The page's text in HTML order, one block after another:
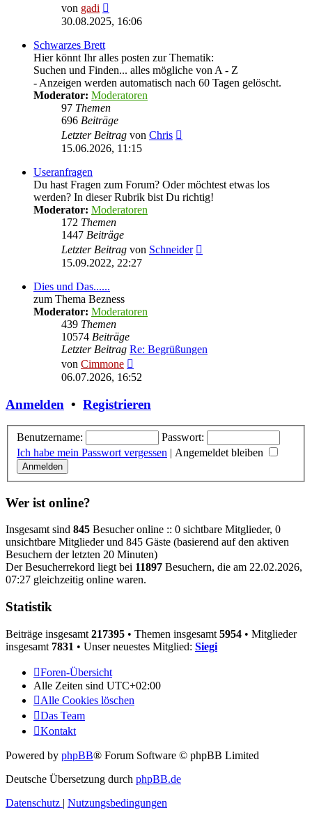
von gadi
Beitrag
30.08.2025, 16:06
Schwarzes Brett
Hier könnt Ihr alles posten zur Thematik:
Suchen und Finden... alles mögliche von A - Z
- Anzeigen werden automatisch nach 60 Tagen gelöscht.
Moderator: Moderatoren
97 Themen
696 Beiträge
Letzter Beitrag von Chris
15.06.2026, 11:15
Useranfragen
Du hast Fragen zum Forum? Oder möchtest etwas los
werden? In dieser Rubrik bist Du richtig!
Moderator: Moderatoren
172 Themen
1447 Beiträge
Letzter Beitrag von Schneider
15.09.2022, 22:27
Dies und Das......
zum Thema Bezness
Moderator: Moderatoren
439 Themen
10574 Beiträge
Letzter Beitrag Re: Begrüßungen
von Cimmone
Beitrag
06.07.2026, 16:52
Anmelden • Registrieren
Benutzername:
Passwort:
Ich habe mein Passwort vergessen | Angemeldet bleiben
Wer ist online?
Insgesamt sind 845 Besucher online :: 0 sichtbare Mitglieder, 0
unsichtbare Mitglieder und 845 Gäste (basierend auf den aktiven
Besuchern der letzten 20 Minuten)
Der Besucherrekord liegt bei 11897 Besuchern, die am 22.02.2026,
07:27 gleichzeitig online waren.
Statistik
Beiträge insgesamt 217395 • Themen insgesamt 5954 • Mitglieder
insgesamt 7831 • Unser neuestes Mitglied: Siegi
Foren-Übersicht
Alle Zeiten sind UTC+02:00
Alle Cookies löschen
Das Team
Kontakt
Powered by phpBB® Forum Software © phpBB Limited
Deutsche Übersetzung durch phpBB.de
Datenschutz | Nutzungsbedingungen